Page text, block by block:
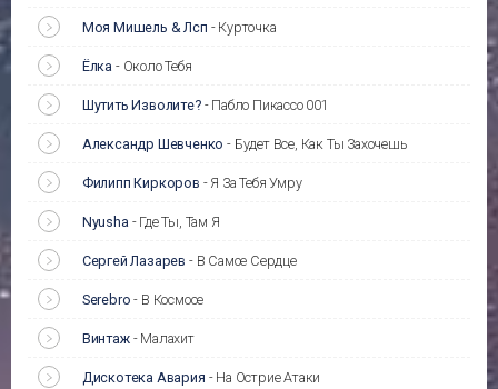
Моя Мишель & Лсп - Курточка
Ёлка - Около Тебя
Шутить Изволите?- Пабло Пикассо 001
Александр Шевченко - Будет Все, Как Ты Захочешь
Филипп Киркоров - Я За Тебя Умру
Nyusha - Где Ты, Там Я
Сергей Лазарев - В Самое Сердце
Serebro - В Космосе
Винтаж- Малахит
Дискотека Авария - На Острие Атаки